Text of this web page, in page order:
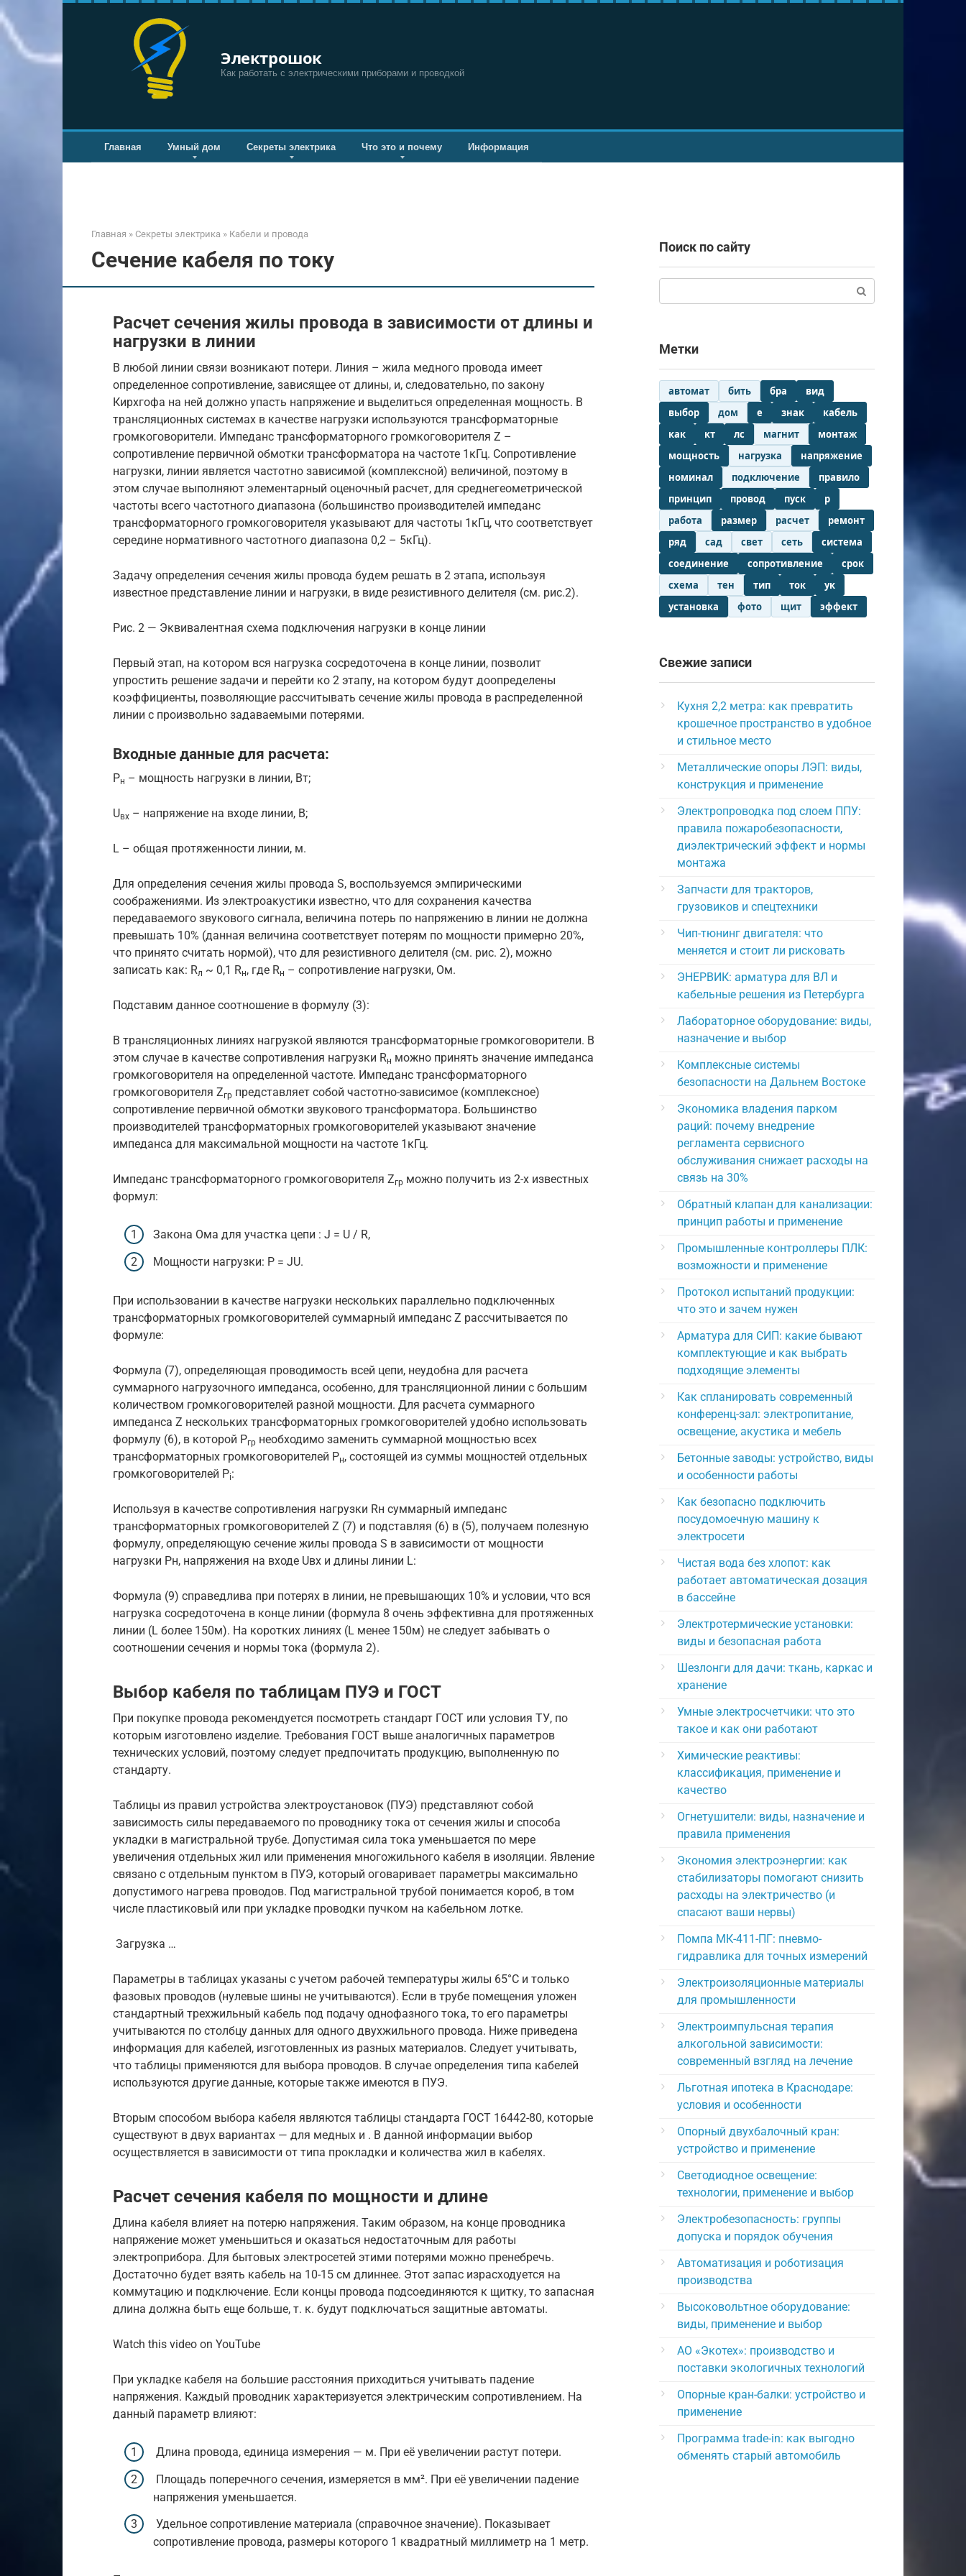
Перейти
к
контенту
Электрошок
Как работать с электрическими приборами и проводкой
Главная Умный дом Секреты электрика Что это и почему Информация
Главная » Секреты электрика » Кабели и провода
Сечение кабеля по току
Расчет сечения жилы провода в зависимости от длины и
нагрузки в линии
В любой линии связи возникают потери. Линия – жила медного провода имеет
определенное сопротивление, зависящее от длины, и, следовательно, по закону
Кирхгофа на ней должно упасть напряжение и выделиться определенная мощность. В
трансляционных системах в качестве нагрузки используются трансформаторные
громкоговорители. Импеданс трансформаторного громкоговорителя Z –
сопротивление первичной обмотки трансформатора на частоте 1кГц. Сопротивление
нагрузки, линии является частотно зависимой (комплексной) величиной, поэтому в
этом случае выполняют элементарный оценочный расчет, для среднегеометрической
частоты всего частотного диапазона (большинство производителей импеданс
трансформаторного громкоговорителя указывают для частоты 1кГц, что соответствует
середине нормативного частотного диапазона 0,2 – 5кГц).
Задачу определения сечения жилы провода будем решать в 2 этапа, используя
известное представление линии и нагрузки, в виде резистивного делителя (см. рис.2).
Рис. 2 — Эквивалентная схема подключения нагрузки в конце линии
Первый этап, на котором вся нагрузка сосредоточена в конце линии, позволит
упростить решение задачи и перейти ко 2 этапу, на котором будут доопределены
коэффициенты, позволяющие рассчитывать сечение жилы провода в распределенной
линии с произвольно задаваемыми потерями.
Входные данные для расчета:
Рн – мощность нагрузки в линии, Вт;
Uвх – напряжение на входе линии, В;
L – общая протяженности линии, м.
Для определения сечения жилы провода S, воспользуемся эмпирическими
соображениями. Из электроакустики известно, что для сохранения качества
передаваемого звукового сигнала, величина потерь по напряжению в линии не должна
превышать 10% (данная величина соответствует потерям по мощности примерно 20%,
что принято считать нормой), что для резистивного делителя (см. рис. 2), можно
записать как: Rл ~ 0,1 Rн, где Rн – сопротивление нагрузки, Ом.
Подставим данное соотношение в формулу (3):
В трансляционных линиях нагрузкой являются трансформаторные громкоговорители. В
этом случае в качестве сопротивления нагрузки Rн можно принять значение импеданса
громкоговорителя на определенной частоте. Импеданс трансформаторного
громкоговорителя Zгр представляет собой частотно-зависимое (комплексное)
сопротивление первичной обмотки звукового трансформатора. Большинство
производителей трансформаторных громкоговорителей указывают значение
импеданса для максимальной мощности на частоте 1кГц.
Импеданс трансформаторного громкоговорителя Zгр можно получить из 2-х известных
формул:
Закона Ома для участка цепи : J = U / R,
Мощности нагрузки: P = JU.
При использовании в качестве нагрузки нескольких параллельно подключенных
трансформаторных громкоговорителей суммарный импеданс Z рассчитывается по
формуле:
Формула (7), определяющая проводимость всей цепи, неудобна для расчета
суммарного нагрузочного импеданса, особенно, для трансляционной линии с большим
количеством громкоговорителей разной мощности. Для расчета суммарного
импеданса Z нескольких трансформаторных громкоговорителей удобно использовать
формулу (6), в которой Pгр необходимо заменить суммарной мощностью всех
трансформаторных громкоговорителей Pн, состоящей из суммы мощностей отдельных
громкоговорителей Pi:
Используя в качестве сопротивления нагрузки Rн суммарный импеданс
трансформаторных громкоговорителей Z (7) и подставляя (6) в (5), получаем полезную
формулу, определяющую сечение жилы провода S в зависимости от мощности
нагрузки Рн, напряжения на входе Uвх и длины линии L:
Формула (9) справедлива при потерях в линии, не превышающих 10% и условии, что вся
нагрузка сосредоточена в конце линии (формула 8 очень эффективна для протяженных
линии (L более 150м). На коротких линиях (L менее 150м) не следует забывать о
соотношении сечения и нормы тока (формула 2).
Выбор кабеля по таблицам ПУЭ и ГОСТ
При покупке провода рекомендуется посмотреть стандарт ГОСТ или условия ТУ, по
которым изготовлено изделие. Требования ГОСТ выше аналогичных параметров
технических условий, поэтому следует предпочитать продукцию, выполненную по
стандарту.
Таблицы из правил устройства электроустановок (ПУЭ) представляют собой
зависимость силы передаваемого по проводнику тока от сечения жилы и способа
укладки в магистральной трубе. Допустимая сила тока уменьшается по мере
увеличения отдельных жил или применения многожильного кабеля в изоляции. Явление
связано с отдельным пунктом в ПУЭ, который оговаривает параметры максимально
допустимого нагрева проводов. Под магистральной трубой понимается короб, в том
числе пластиковый или при укладке проводки пучком на кабельном лотке.
Загрузка …
Параметры в таблицах указаны с учетом рабочей температуры жилы 65°С и только
фазовых проводов (нулевые шины не учитываются). Если в трубе помещения уложен
стандартный трехжильный кабель под подачу однофазного тока, то его параметры
учитываются по столбцу данных для одного двухжильного провода. Ниже приведена
информация для кабелей, изготовленных из разных материалов. Следует учитывать,
что таблицы применяются для выбора проводов. В случае определения типа кабелей
используются другие данные, которые также имеются в ПУЭ.
Вторым способом выбора кабеля являются таблицы стандарта ГОСТ 16442-80, которые
существуют в двух вариантах — для медных и . В данной информации выбор
осуществляется в зависимости от типа прокладки и количества жил в кабелях.
Расчет сечения кабеля по мощности и длине
Длина кабеля влияет на потерю напряжения. Таким образом, на конце проводника
напряжение может уменьшиться и оказаться недостаточным для работы
электроприбора. Для бытовых электросетей этими потерями можно пренебречь.
Достаточно будет взять кабель на 10-15 см длиннее. Этот запас израсходуется на
коммутацию и подключение. Если концы провода подсоединяются к щитку, то запасная
длина должна быть еще больше, т. к. будут подключаться защитные автоматы.
Watch this video on YouTube
При укладке кабеля на большие расстояния приходиться учитывать падение
напряжения. Каждый проводник характеризуется электрическим сопротивлением. На
данный параметр влияют:
Длина провода, единица измерения — м. При её увеличении растут потери.
Площадь поперечного сечения, измеряется в мм². При её увеличении падение
напряжения уменьшается.
Удельное сопротивление материала (справочное значение). Показывает
сопротивление провода, размеры которого 1 квадратный миллиметр на 1 метр.
Поиск по сайту
Метки
автомат бить бра
вид
выбор
дом е знак
кабель
как
кт лс магнит
монтаж
мощность
нагрузка
напряжение
номинал
подключение
правило
принцип
провод пуск
р
работа
размер расчет
ремонт
ряд
сад свет сеть
система
соединение
сопротивление
срок
схема
тен тип ток
ук
установка
фото щит эффект
Свежие записи
Кухня 2,2 метра: как превратить
крошечное пространство в удобное
и стильное место
Металлические опоры ЛЭП: виды,
конструкция и применение
Электропроводка под слоем ППУ:
правила пожаробезопасности,
диэлектрический эффект и нормы
монтажа
Запчасти для тракторов,
грузовиков и спецтехники
Чип-тюнинг двигателя: что
меняется и стоит ли рисковать
ЭНЕРВИК: арматура для ВЛ и
кабельные решения из Петербурга
Лабораторное оборудование: виды,
назначение и выбор
Комплексные системы
безопасности на Дальнем Востоке
Экономика владения парком
раций: почему внедрение
регламента сервисного
обслуживания снижает расходы на
связь на 30%
Обратный клапан для канализации:
принцип работы и применение
Промышленные контроллеры ПЛК:
возможности и применение
Протокол испытаний продукции:
что это и зачем нужен
Арматура для СИП: какие бывают
комплектующие и как выбрать
подходящие элементы
Как спланировать современный
конференц-зал: электропитание,
освещение, акустика и мебель
Бетонные заводы: устройство, виды
и особенности работы
Как безопасно подключить
посудомоечную машину к
электросети
Чистая вода без хлопот: как
работает автоматическая дозация
в бассейне
Электротермические установки:
виды и безопасная работа
Шезлонги для дачи: ткань, каркас и
хранение
Умные электросчетчики: что это
такое и как они работают
Химические реактивы:
классификация, применение и
качество
Огнетушители: виды, назначение и
правила применения
Экономия электроэнергии: как
стабилизаторы помогают снизить
расходы на электричество (и
спасают ваши нервы)
Помпа МК-411-ПГ: пневмо-
гидравлика для точных измерений
Электроизоляционные материалы
для промышленности
Электроимпульсная терапия
алкогольной зависимости:
современный взгляд на лечение
Льготная ипотека в Краснодаре:
условия и особенности
Опорный двухбалочный кран:
устройство и применение
Светодиодное освещение:
технологии, применение и выбор
Электробезопасность: группы
допуска и порядок обучения
Автоматизация и роботизация
производства
Высоковольтное оборудование:
виды, применение и выбор
АО «Экотех»: производство и
поставки экологичных технологий
Опорные кран-балки: устройство и
применение
Программа trade-in: как выгодно
обменять старый автомобиль